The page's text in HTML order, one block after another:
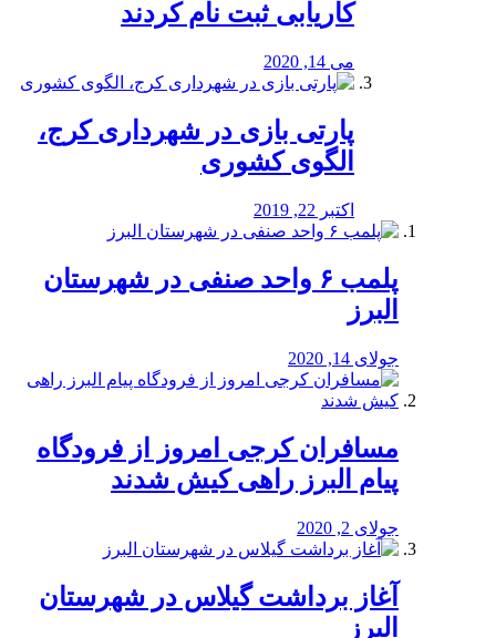
کاریابی ثبت نام کردند
می 14, 2020
پارتی بازی در شهرداری کرج،
الگوی کشوری
اکتبر 22, 2019
پلمب ۶ واحد صنفی در شهرستان
البرز
جولای 14, 2020
مسافران کرجی امروز از فرودگاه
پیام البرز راهی کیش شدند
جولای 2, 2020
آغاز برداشت گیلاس در شهرستان
البرز